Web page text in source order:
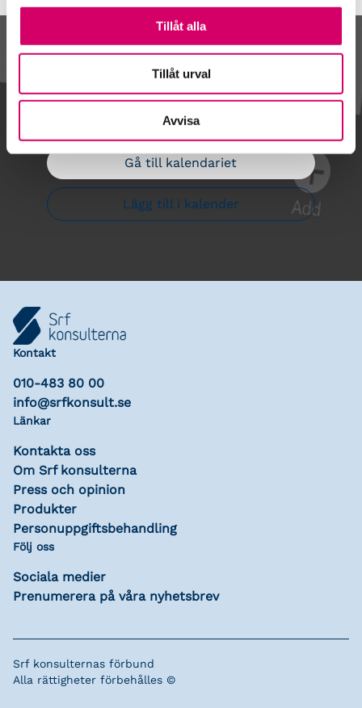
Tillåt alla
Tillåt urval
Avvisa
Kalendarium
Gå till kalendariet
Lägg till i kalender
Kontakt
010-483 80 00
info@srfkonsult.se
Länkar
Kontakta oss
Om Srf konsulterna
Press och opinion
Produkter
Personuppgiftsbehandling
Följ oss
Sociala medier
Prenumerera på våra nyhetsbrev
Srf konsulternas förbund
Alla rättigheter förbehålles ©